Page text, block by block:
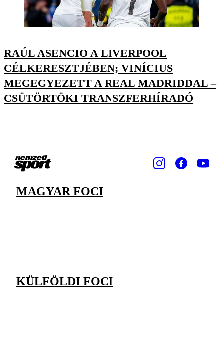
RAÚL ASENCIO A LIVERPOOL
CÉLKERESZTJÉBEN; VINÍCIUS
MEGEGYEZETT A REAL MADRIDDAL –
CSÜTÖRTÖKI TRANSZFERHÍRADÓ
MAGYAR FOCI
KÜLFÖLDI FOCI